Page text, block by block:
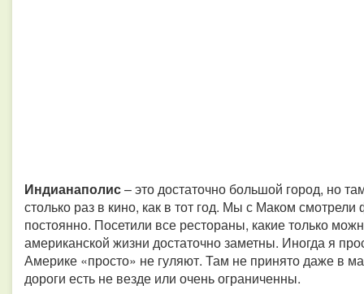
Индианаполис– это достаточно большой город, но
столько раз в кино, как в тот год. Мы с Маком
постоянно. Посетили все рестораны, какие только
американской жизни достаточно заметны. Иногда я
Америке «просто» не гуляют. Там не принято даже в
дороги есть не везде или очень ограниченны.